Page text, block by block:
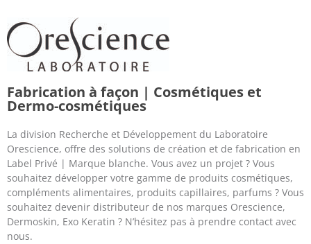
Fabrication à façon | Cosmétiques et
Dermo-cosmétiques
La division Recherche et Développement du Laboratoire
Orescience, offre des solutions de création et de fabrication en
Label Privé | Marque blanche. Vous avez un projet ? Vous
souhaitez développer votre gamme de produits cosmétiques,
compléments alimentaires, produits capillaires, parfums ? Vous
souhaitez devenir distributeur de nos marques Orescience,
Dermoskin, Exo Keratin ? N’hésitez pas à prendre contact avec
nous.